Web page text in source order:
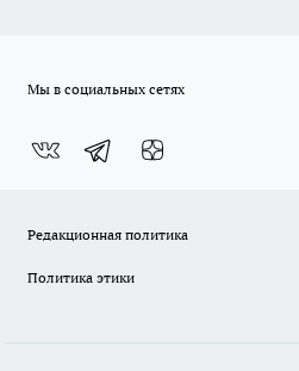
Мы в социальных сетях
Редакционная политика
Политика этики